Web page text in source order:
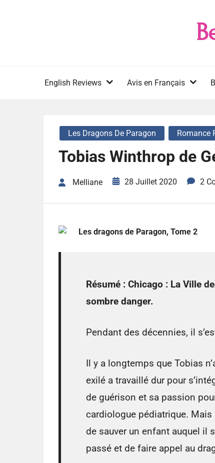
English Reviews Avis en Français
Les Dragons De Paragon Romance
Tobias Winthrop de
Melliane 28 Juillet 2020 2
Les dragons de Paragon, Tome 2
Résumé : Chicago : La Ville
sombre danger.
Pendant des décennies, il
Il y a longtemps que Tobias
exilé a travaillé dur pour
de guérison et sa passion
cardiologue pédiatrique. Mais
de sauver un enfant auquel il
passé et de faire appel au